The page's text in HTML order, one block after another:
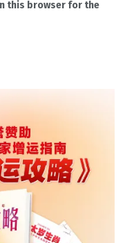
this browser for the